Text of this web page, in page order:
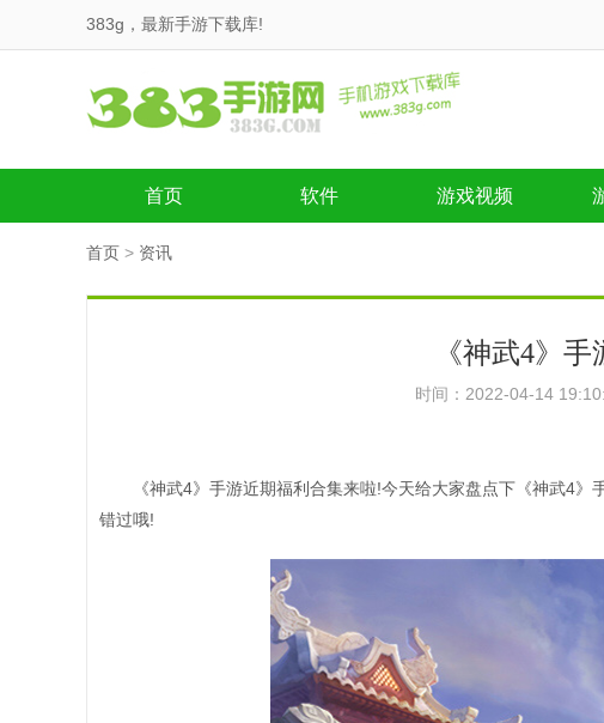
383g，最新手游下载库!
首页 软件 游戏视频
首页 > 资讯
《神武4》
时间：2022-04-14
《神武4》手游近期福利合集来啦!今天给大家盘点下《神武4
错过哦!